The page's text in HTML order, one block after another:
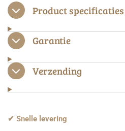
Product specificaties
Garantie
Verzending
✔ Snelle levering